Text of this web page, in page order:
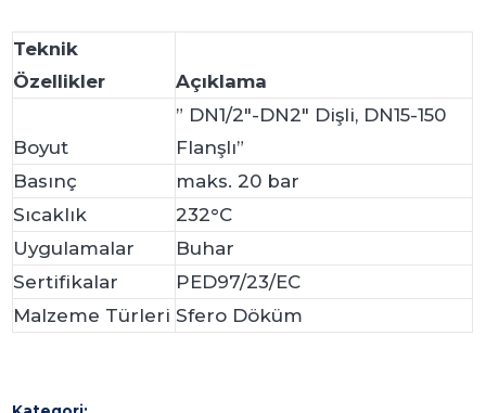
Teknik
Özellikler
Açıklama
Boyut
” DN1/2″-DN2″ Dişli, DN15-150
Flanşlı”
Basınç
maks. 20 bar
Sıcaklık
232°C
Uygulamalar
Buhar
Sertifikalar
PED97/23/EC
Malzeme Türleri Sfero Döküm